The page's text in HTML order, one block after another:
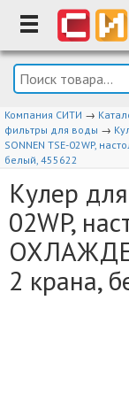
Компания СИТИ →
фильтры для воды →
SONNEN TSE-02WP,
белый, 455622
Кулер
02WP,
2 крана,